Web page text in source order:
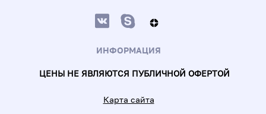
ИНФОРМАЦИЯ
ЦЕНЫ НЕ ЯВЛЯЮТСЯ ПУБЛИЧНОЙ ОФЕРТОЙ
Карта сайта